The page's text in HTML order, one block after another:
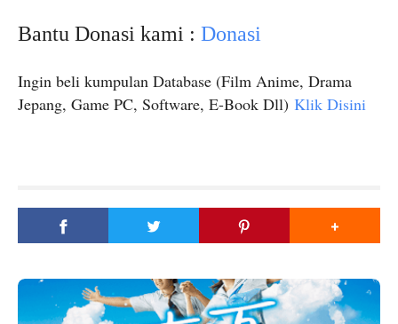
Bantu Donasi kami : Donasi
Ingin beli kumpulan Database (Film Anime, Drama
Jepang, Game PC, Software, E-Book Dll) Klik Disini